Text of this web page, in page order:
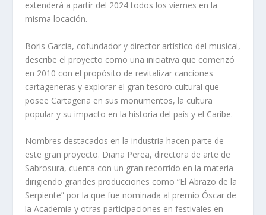
extenderá a partir del 2024 todos los viernes en la
misma locación.
Boris García, cofundador y director artístico del musical,
describe el proyecto como una iniciativa que comenzó
en 2010 con el propósito de revitalizar canciones
cartageneras y explorar el gran tesoro cultural que
posee Cartagena en sus monumentos, la cultura
popular y su impacto en la historia del país y el Caribe.
Nombres destacados en la industria hacen parte de
este gran proyecto. Diana Perea, directora de arte de
Sabrosura, cuenta con un gran recorrido en la materia
dirigiendo grandes producciones como “El Abrazo de la
Serpiente” por la que fue nominada al premio Óscar de
la Academia y otras participaciones en festivales en